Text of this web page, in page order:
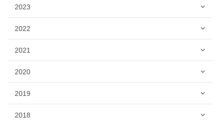
2023
2022
2021
2020
2019
2018